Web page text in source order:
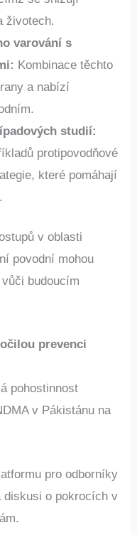
životech.​
varování s
Kombinace těchto
a nabízí
studií:
protipovodňové
které pomáhají
v oblasti
povodní mohou
budoucím
prevenci
pohostinnost
v Pákistánu na
pro odborníky
o pokrocích v